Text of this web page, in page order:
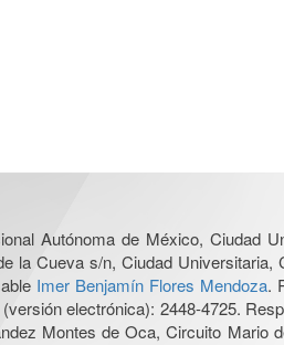
Autónoma de México, Ciudad
la Cueva s/n, Ciudad Universitaria,
Imer Benjamín Flores Mendoza.
electrónica): 2448-4725.
Montes de Oca, Circuito Mario